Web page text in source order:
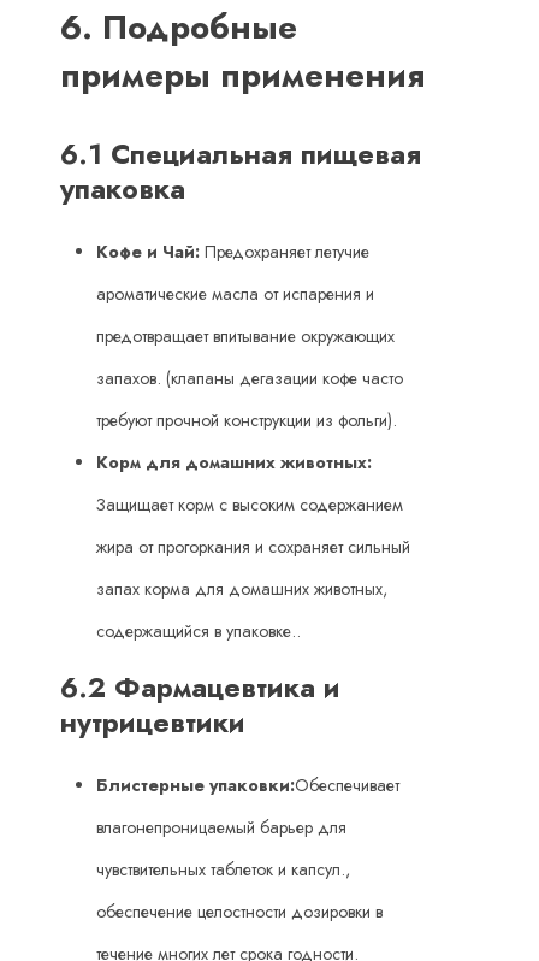
6. Подробные
примеры применения
6.1 Специальная пищевая
упаковка
Кофе и Чай:​ Предохраняет летучие
ароматические масла от испарения и
предотвращает впитывание окружающих
запахов. (клапаны дегазации кофе часто
требуют прочной конструкции из фольги).
Корм для домашних животных:​
Защищает корм с высоким содержанием
жира от прогоркания и сохраняет сильный
запах корма для домашних животных,
содержащийся в упаковке..
6.2 Фармацевтика и
нутрицевтики
Блистерные упаковки:Обеспечивает
влагонепроницаемый барьер для
чувствительных таблеток и капсул.,
обеспечение целостности дозировки в
течение многих лет срока годности.